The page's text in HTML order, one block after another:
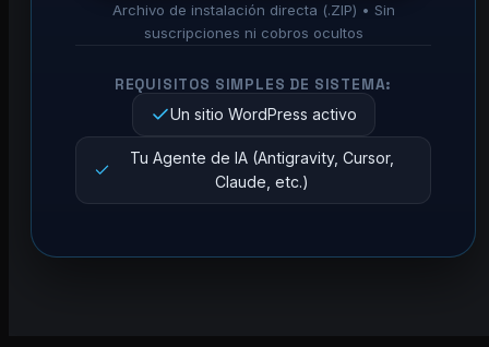
Archivo de instalación directa (.ZIP) • Sin
suscripciones ni cobros ocultos
REQUISITOS SIMPLES DE SISTEMA:
Un sitio WordPress activo
Tu Agente de IA (Antigravity, Cursor,
Claude, etc.)